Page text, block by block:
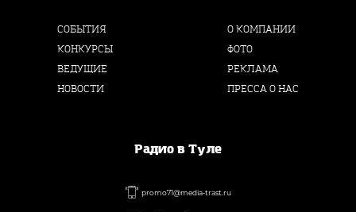
СОБЫТИЯ
КОНКУРСЫ
ВЕДУЩИЕ
НОВОСТИ
О КОМПАНИИ
ФОТО
РЕКЛАМА
ПРЕССА О НАС
Радио в Туле
promo71@media-trast.ru